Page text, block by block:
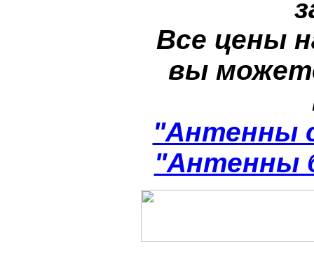
Все цены
вы
"Антенны
"Антенны